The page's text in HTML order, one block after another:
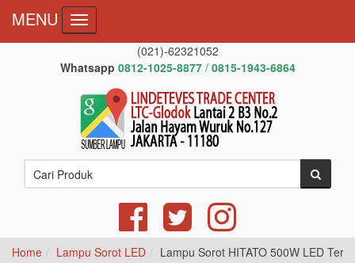
(021)-62321052
Whatsapp 0812-1025-8877 / 0815-1943-6864
MENU Toggle navigation
Home Lampu Sorot LED Lampu Sorot HITATO 500W LED